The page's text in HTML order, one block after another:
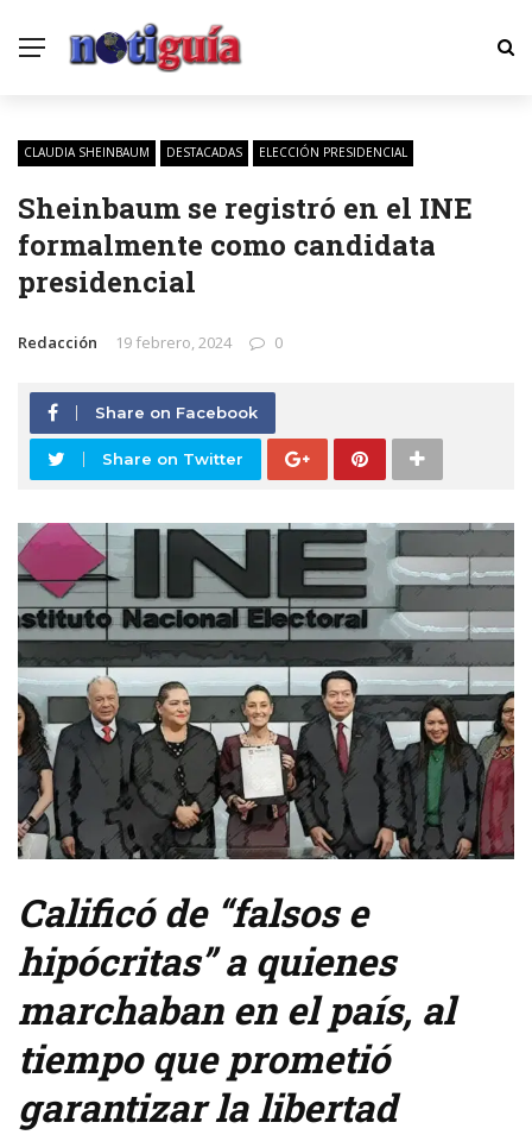
CLAUDIA SHEINBAUM DESTACADAS ELECCIÓN PRESIDENCIAL
Sheinbaum se registró en el INE
formalmente como candidata
presidencial
Redacción 19 febrero, 2024 0
Share on Facebook
Share on Twitter
Calificó de “falsos e
hipócritas” a quienes
marchaban en el país, al
tiempo que prometió
garantizar la libertad